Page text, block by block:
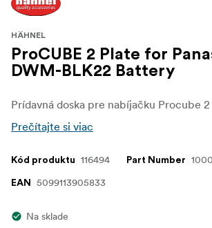
HÄHNEL
ProCUBE 2 Plate for
DWM-BLK22 Battery
Prídavná doska pre nabíjačku Procube
Prečítajte si viac
Kód produktu 116494 Part Number
EAN 5099113905833
Na sklade